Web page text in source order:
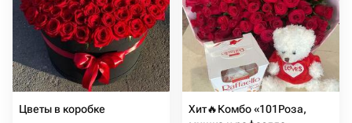
Цветы в коробке
Хит🔥Комбо «101Роза,